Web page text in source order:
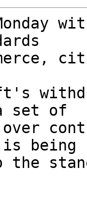
set of
over
being
the